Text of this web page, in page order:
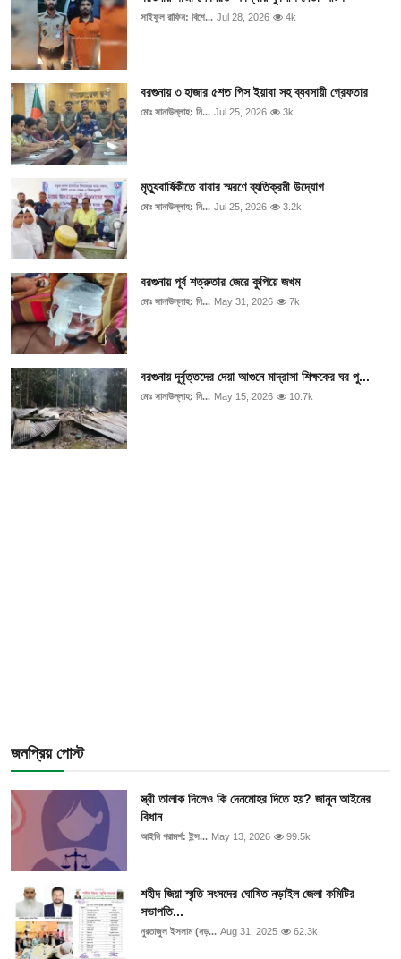
সাইফুল রাফিন: বিশে... Jul 28, 2026 4k
বরগুনায় ৩ হাজার ৫শত পিস ইয়াবা সহ ব্যবসায়ী গ্রেফতার
মোঃ সানাউল্লাহ: নি... Jul 25, 2026 3k
মৃত্যুবার্ষিকীতে বাবার স্মরণে ব্যতিক্রমী উদ্যোগ
মোঃ সানাউল্লাহ: নি... Jul 25, 2026 3.2k
বরগুনায় পূর্ব শত্রুতার জেরে কুপিয়ে জখম
মোঃ সানাউল্লাহ: নি... May 31, 2026 7k
বরগুনায় দূর্বৃত্তদের দেয়া আগুনে মাদ্রাসা শিক্ষকের ঘর পু...
মোঃ সানাউল্লাহ: নি... May 15, 2026 10.7k
জনপ্রিয় পোস্ট
স্ত্রী তালাক দিলেও কি দেনমোহর দিতে হয়? জানুন আইনের
বিধান
আইনি পরামর্শ: ইন্স... May 13, 2026 99.5k
শহীদ জিয়া স্মৃতি সংসদের ঘোষিত নড়াইল জেলা কমিটির
সভাপতি...
নুরতাজুল ইসলাম (নড়... Aug 31, 2025 62.3k